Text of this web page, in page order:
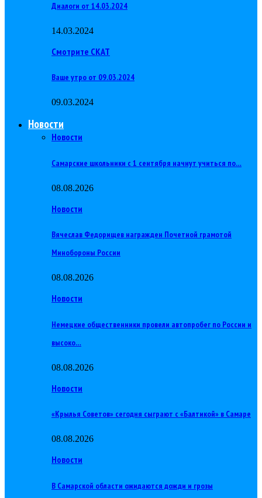
Диалоги от 14.03.2024
14.03.2024
Смотрите СКАТ
Ваше утро от 09.03.2024
09.03.2024
Новости
Новости
Самарские школьники с 1 сентября начнут учиться по…
08.08.2026
Новости
Вячеслав Федорищев награжден Почетной грамотой
Минобороны России
08.08.2026
Новости
Немецкие общественники провели автопробег по России и
высоко…
08.08.2026
Новости
«Крылья Советов» сегодня сыграют с «Балтикой» в Самаре
08.08.2026
Новости
В Самарской области ожидаются дожди и грозы